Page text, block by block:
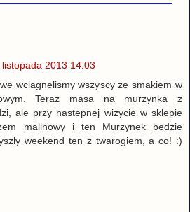
listopada 2013 14:03
wciagnelismy wszyscy ze smakiem w
Teraz masa na murzynka z
ale przy nastepnej wizycie w sklepie
malinowy i ten Murzynek bedzie
weekend ten z twarogiem, a co! :)